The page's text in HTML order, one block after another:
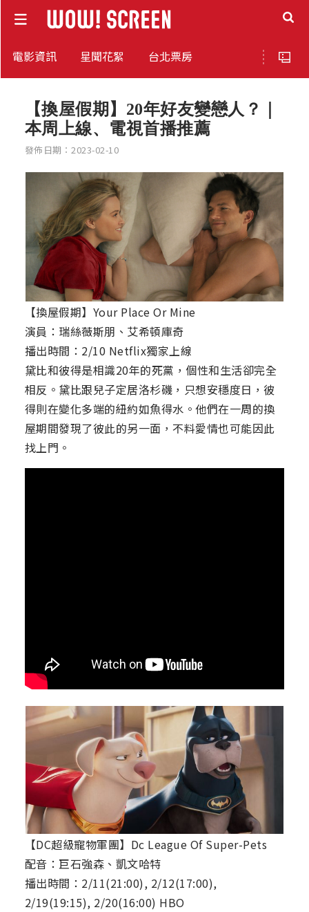
電影資訊 星聞花絮 台北票房
【換屋假期】20年好友變戀人？｜
本周上線、電視首播推薦
發佈日期：2023-02-10
【換屋假期】Your Place Or Mine
演員：瑞絲薇斯朋、艾希頓庫奇
播出時間：2/10 Netflix獨家上線
黛比和彼得是相識20年的死黨，個性和生活卻完全
相反。黛比跟兒子定居洛杉磯，只想安穩度日，彼
得則在變化多端的紐約如魚得水。他們在一周的換
屋期間發現了彼此的另一面，不料愛情也可能因此
找上門。
【DC超級寵物軍團】Dc League Of Super-Pets
配音：巨石強森、凱文哈特
播出時間：2/11(21:00), 2/12(17:00),
2/19(19:15), 2/20(16:00) HBO